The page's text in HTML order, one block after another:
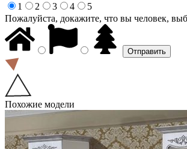
1
2 3 4
5
Пожалуйста, докажите, что вы человек,
Похожие модели